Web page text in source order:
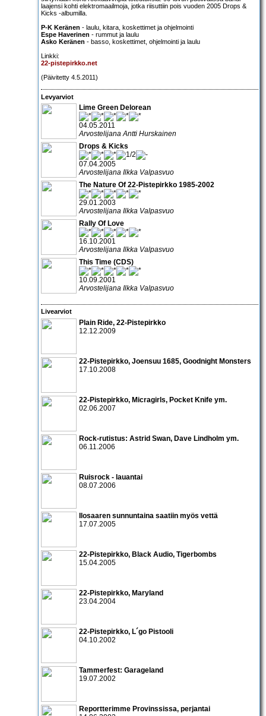
laajensi kohti elektromaailmoja, jotka riisuttiin pois vuoden 2005 Drops &
Kicks -albumilla.
P-K Keränen - laulu, kitara, koskettimet ja ohjelmointi
Espe Haverinen - rummut ja laulu
Asko Keränen - basso, koskettimet, ohjelmointi ja laulu
Linkki:
22-pistepirkko.net
(Päivitetty 4.5.2011)
Levyarviot
Lime Green Delorean
04.05.2011
Arvostelijana Antti Hurskainen
Drops & Kicks
07.04.2005
Arvostelijana Ilkka Valpasvuo
The Nature Of 22-Pistepirkko 1985-2002
29.01.2003
Arvostelijana Ilkka Valpasvuo
Rally Of Love
16.10.2001
Arvostelijana Ilkka Valpasvuo
This Time (CDS)
10.09.2001
Arvostelijana Ilkka Valpasvuo
Livearviot
Plain Ride, 22-Pistepirkko
12.12.2009
22-Pistepirkko, Joensuu 1685, Goodnight Monsters
17.10.2008
22-Pistepirkko, Micragirls, Pocket Knife ym.
02.06.2007
Rock-rutistus: Astrid Swan, Dave Lindholm ym.
06.11.2006
Ruisrock - lauantai
08.07.2006
Ilosaaren sunnuntaina saatiin myös vettä
17.07.2005
22-Pistepirkko, Black Audio, Tigerbombs
15.04.2005
22-Pistepirkko, Maryland
23.04.2004
22-Pistepirkko, L´go Pistooli
04.10.2002
Tammerfest: Garageland
19.07.2002
Reportterimme Provinssissa, perjantai